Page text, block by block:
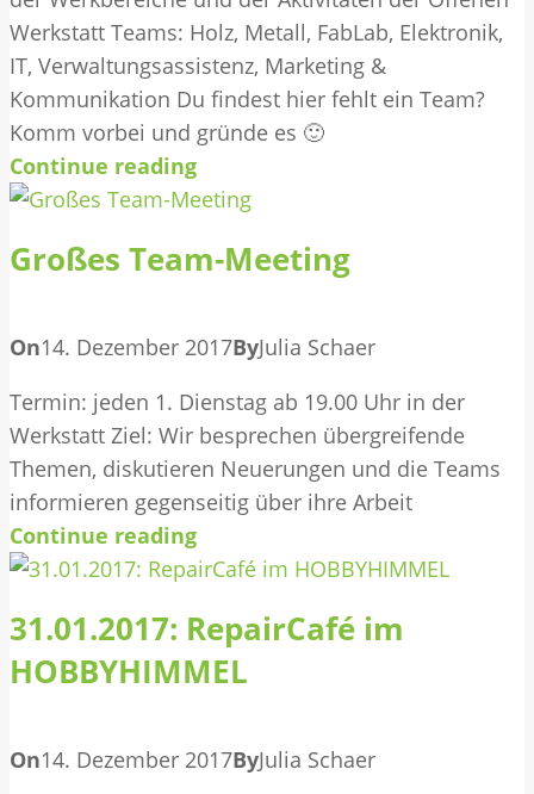
Werkstatt Teams: Holz, Metall, FabLab, Elektronik,
IT, Verwaltungsassistenz, Marketing &
Kommunikation Du findest hier fehlt ein Team?
Komm vorbei und gründe es 🙂
Continue reading
Großes Team-Meeting
On14. Dezember 2017ByJulia Schaer
Termin: jeden 1. Dienstag ab 19.00 Uhr in der
Werkstatt Ziel: Wir besprechen übergreifende
Themen, diskutieren Neuerungen und die Teams
informieren gegenseitig über ihre Arbeit
Continue reading
31.01.2017: RepairCafé im
HOBBYHIMMEL
On14. Dezember 2017ByJulia Schaer